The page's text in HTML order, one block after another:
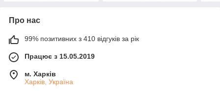
Про нас
99% позитивних з 410 відгуків за рік
Працює з 15.05.2019
м. Харків
Харків, Україна